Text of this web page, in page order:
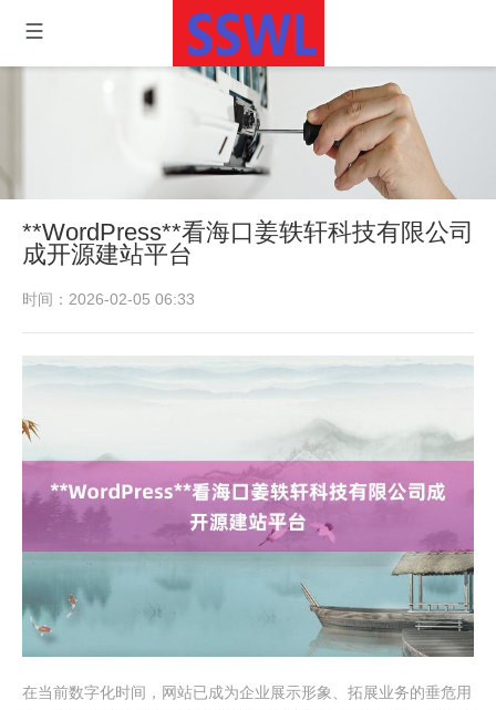
**WordPress**看海口姜轶轩科技有限公司
成开源建站平台
时间：2026-02-05 06:33
在当前数字化时间，网站已成为企业展示形象、拓展业务的垂危用